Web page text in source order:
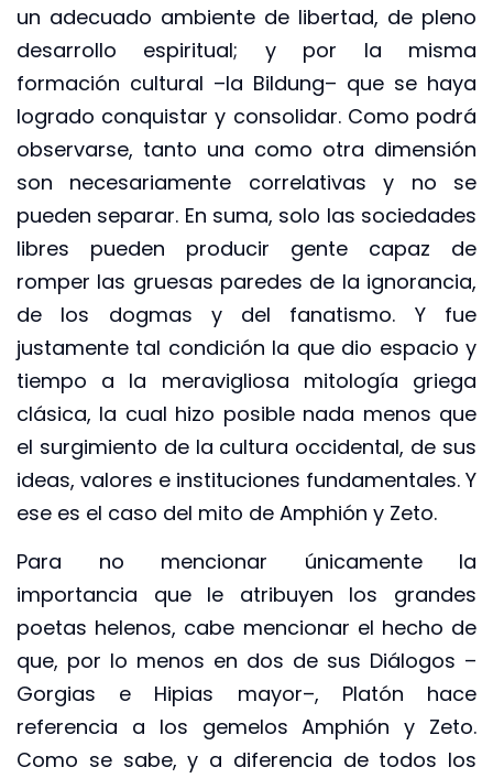
un adecuado ambiente de libertad, de pleno
desarrollo espiritual; y por la misma
formación cultural –la Bildung– que se haya
logrado conquistar y consolidar. Como podrá
observarse, tanto una como otra dimensión
son necesariamente correlativas y no se
pueden separar. En suma, solo las sociedades
libres pueden producir gente capaz de
romper las gruesas paredes de la ignorancia,
de los dogmas y del fanatismo. Y fue
justamente tal condición la que dio espacio y
tiempo a la meravigliosa mitología griega
clásica, la cual hizo posible nada menos que
el surgimiento de la cultura occidental, de sus
ideas, valores e instituciones fundamentales. Y
ese es el caso del mito de Amphión y Zeto.
Para no mencionar únicamente la
importancia que le atribuyen los grandes
poetas helenos, cabe mencionar el hecho de
que, por lo menos en dos de sus Diálogos –
Gorgias e Hipias mayor–, Platón hace
referencia a los gemelos Amphión y Zeto.
Como se sabe, y a diferencia de todos los